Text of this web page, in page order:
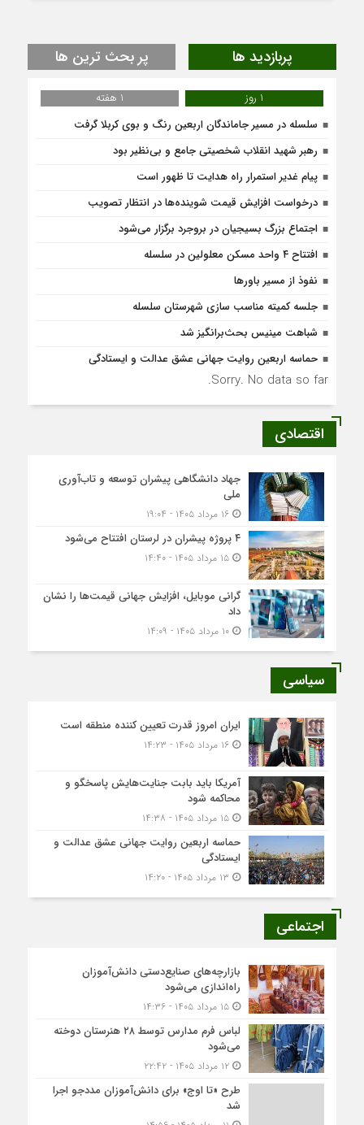
پربازدید ها پر بحث ترین ها
1 روز
1 هفته
سلسله در مسیر جاماندگان اربعین رنگ و بوی کربلا گرفت
رهبر شهید انقلاب شخصیتی جامع و بی‌نظیر بود
پیام غدیر استمرار راه هدایت تا ظهور است
درخواست افزایش قیمت شوینده‌ها در انتظار تصویب
اجتماع بزرگ بسیجیان در بروجرد برگزار می‌شود
افتتاح ۴ واحد مسکن معلولین در سلسله
نفوذ از مسیر باورها
جلسه کمیته مناسب سازی شهرستان سلسله
شباهت مینیس بحث‌برانگیز شد
حماسه اربعین روایت جهانی عشق عدالت و ایستادگی
Sorry. No data so far.
اقتصادی
جهاد دانشگاهی پیشران توسعه و تاب‌آوری
ملی
۱۶ مرداد ۱۴۰۵ - ۱۹:۰۴
۴ پروژه پیشران در لرستان افتتاح می‌شود
۱۵ مرداد ۱۴۰۵ - ۱۴:۴۰
گرانی موبایل، افزایش جهانی قیمت‌ها را نشان
داد
۱۰ مرداد ۱۴۰۵ - ۱۴:۰۹
سیاسی
ایران امروز قدرت تعیین کننده منطقه است
۱۶ مرداد ۱۴۰۵ - ۱۴:۲۳
آمریکا باید بابت جنایت‌هایش پاسخگو و
محاکمه شود
۱۵ مرداد ۱۴۰۵ - ۱۴:۳۸
حماسه اربعین روایت جهانی عشق عدالت و
ایستادگی
اجتماعی
بازارچه‌های صنایع‌دستی دانش‌آموزان
راه‌اندازی می‌شود
۱۵ مرداد ۱۴۰۵ - ۱۴:۳۶
لباس فرم مدارس توسط ۲۸ هنرستان‌ دوخته
می‌شود
۱۲ مرداد ۱۴۰۵ - ۲۲:۴۲
طرح «تا اوج» برای دانش‌آموزان مددجو اجرا
شد